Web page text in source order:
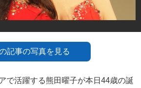
記事の写真を見る
で活躍する熊田曜子が本日44歳の誕